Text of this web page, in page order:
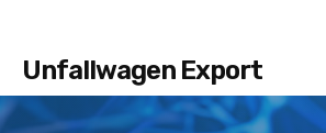
Unfallwagen Export